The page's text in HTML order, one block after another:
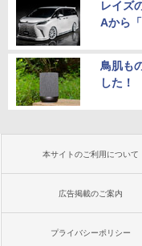
レイズ
Aから
鳥肌も
した！
本サイトのご利用について
広告掲載のご案内
プライバシーポリシー